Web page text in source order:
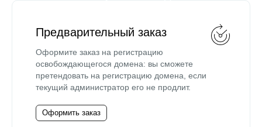
Предварительный заказ
Оформите заказ на регистрацию
освобождающегося домена: вы сможете
претендовать на регистрацию домена, если
текущий администратор его не продлит.
Оформить заказ